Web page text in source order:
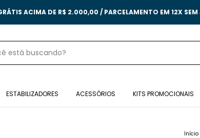
ACIMA DE R$ 2.000,00 / PARCELAMENTO EM 12X
ESTABILIZADORES ACESSÓRIOS KITS PROMOCIONAIS
Início